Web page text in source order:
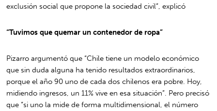
exclusión social que propone la sociedad civil”, explicó
“Tuvimos que quemar un contenedor de ropa”
Pizarro argumentó que “Chile tiene un modelo económico
que sin duda alguna ha tenido resultados extraordinarios,
porque el año 90 uno de cada dos chilenos era pobre. Hoy,
midiendo ingresos, un 11% vive en esa situación”. Pero precisó
que “si uno la mide de forma multidimensional, el número